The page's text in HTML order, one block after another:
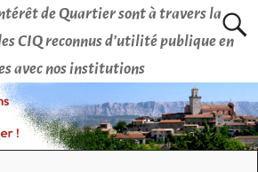
de Quartier sont à travers la
CIQ reconnus d’utilité publique en
avec nos institutions